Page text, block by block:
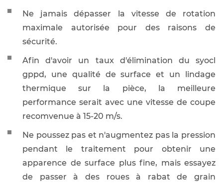
Ne jamais dépasser la vitesse de rotation
maximale autorisée pour des raisons de
sécurité.
Afin d'avoir un taux d'élimination du syocl
gppd, une qualité de surface et un lindage
thermique sur la pièce, la meilleure
performance serait avec une vitesse de coupe
recomvenue à 15-20 m/s.
Ne poussez pas et n'augmentez pas la pression
pendant le traitement pour obtenir une
apparence de surface plus fine, mais essayez
de passer à des roues à rabat de grain